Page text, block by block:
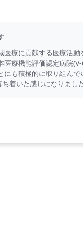
療に貢献する医療活動
療機能評価認定病院(V-
も積極的に取り組んで
着いた感じになりました